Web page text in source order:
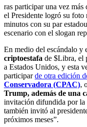
ras participar una vez
el Presidente logró su foto
minutos con su par
escenario con el slogan
En medio del escándalo y
criptoestafa de $Libra, el
a Estados Unidos, y esta
participarde otra edición
Conservadora (CPAC),
Trump, además de una
invitación difundida por la
también invitó al
próximos meses”.